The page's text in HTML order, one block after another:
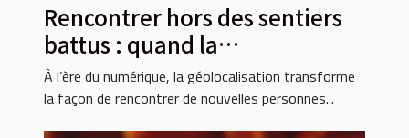
Rencontrer hors des sentiers
battus : quand la
géolocalisation sort du virtuel
À l’ère du numérique, la géolocalisation transforme
la façon de rencontrer de nouvelles personnes...